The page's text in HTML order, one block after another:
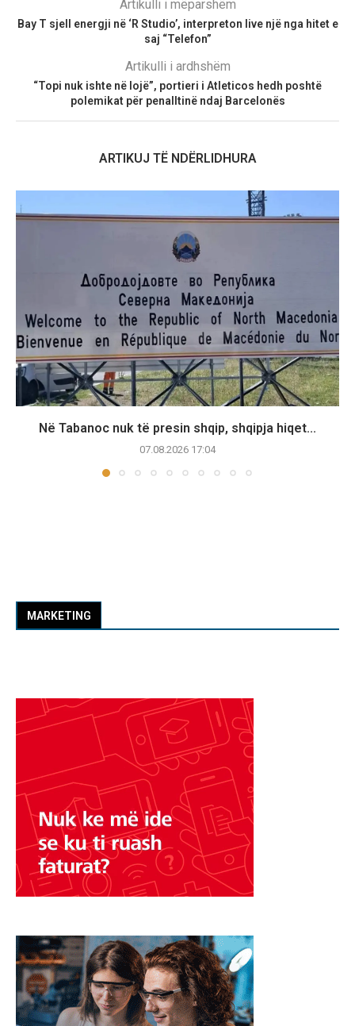
Artikulli i mëparshëm
Bay T sjell energji në ‘R Studio’, interpreton live një nga hitet e
saj “Telefon”
Artikulli i ardhshëm
“Topi nuk ishte në lojë”, portieri i Atleticos hedh poshtë
polemikat për penalltinë ndaj Barcelonës
ARTIKUJ TË NDËRLIDHURA
Në Tabanoc nuk të presin shqip, shqipja hiqet...
07.08.2026 17:04
MARKETING